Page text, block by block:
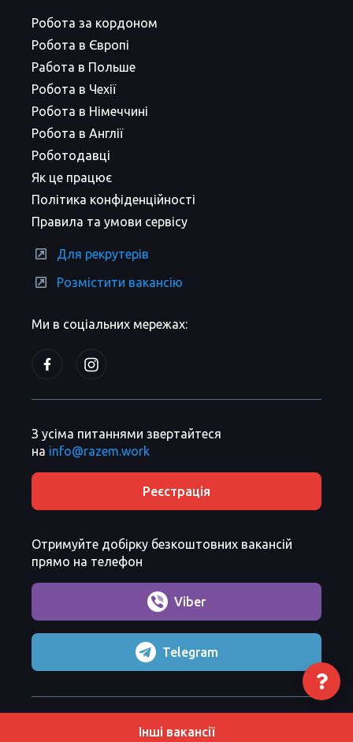
Інші вакансії
Ми в соціальних мережах:
Робота за кордоном
Робота в Європі
Работа в Польше
Робота в Чехії
Робота в Німеччині
Робота в Англії
Роботодавці
Як це працює
Політика конфіденційності
Правила та умови сервісу
Для рекрутерів
Розмістити вакансію
З усіма питаннями звертайтеся
на info@razem.work
Реєстрація
Отримуйте добірку безкоштовних вакансій
прямо на телефон
Viber
Telegram